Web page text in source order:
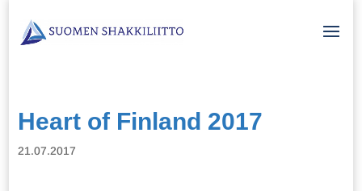
Heart of Finland 2017
21.07.2017